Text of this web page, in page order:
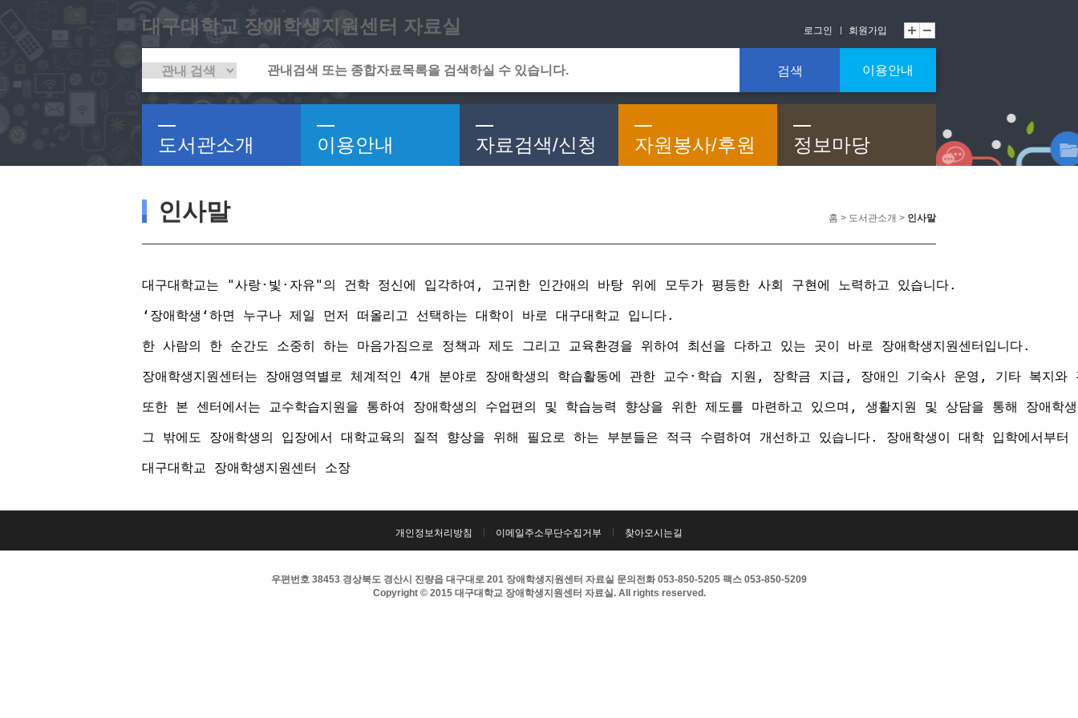
대구대학교 장애학생지원센터 자료실 로그인 회원가입
검색 이용안내
도서관소개 이용안내 자료검색/신청 자원봉사/후원 정보마당
인사말 홈 > 도서관소개 > 인사말
대구대학교는 "사랑·빛·자유"의 건학 정신에 입각하여, 고귀한 인간애의 바탕 위에 모두가 평등한 사회 구현에 노력하고 있습니다.
‘장애학생‘하면 누구나 제일 먼저 떠올리고 선택하는 대학이 바로 대구대학교 입니다.
한 사람의 한 순간도 소중히 하는 마음가짐으로 정책과 제도 그리고 교육환경을 위하여 최선을 다하고 있는 곳이 바로 장애학생지원센터입니다.
장애학생지원센터는 장애영역별로 체계적인 4개 분야로 장애학생의 학습활동에 관한 교수·학습 지원, 장학금 지급, 장애인 기숙사 운영, 기타 복
또한 본 센터에서는 교수학습지원을 통하여 장애학생의 수업편의 및 학습능력 향상을 위한 제도를 마련하고 있으며, 생활지원 및 상담을 통해 장애
그 밖에도 장애학생의 입장에서 대학교육의 질적 향상을 위해 필요로 하는 부분들은 적극 수렴하여 개선하고 있습니다. 장애학생이 대학 입학에서
대구대학교 장애학생지원센터 소장
개인정보처리방침 이메일주소무단수집거부 찾아오시는길
우편번호 38453 경상북도 경산시 진량읍 대구대로 201 장애학생지원센터 자료실 문의전화 053-850-5205 팩스 053-850-5209
Copyright © 2015 대구대학교 장애학생지원센터 자료실. All rights reserved.